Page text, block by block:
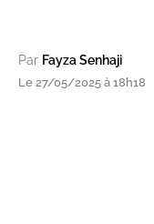
Par Fayza Senhaji
Le 27/05/2025 à 18h18